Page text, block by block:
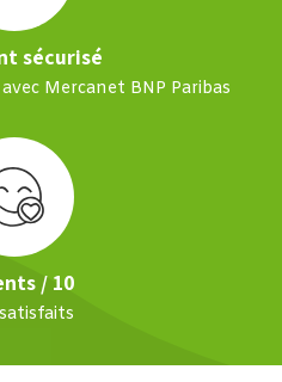
sécurisé
Mercanet BNP Paribas
/ 10